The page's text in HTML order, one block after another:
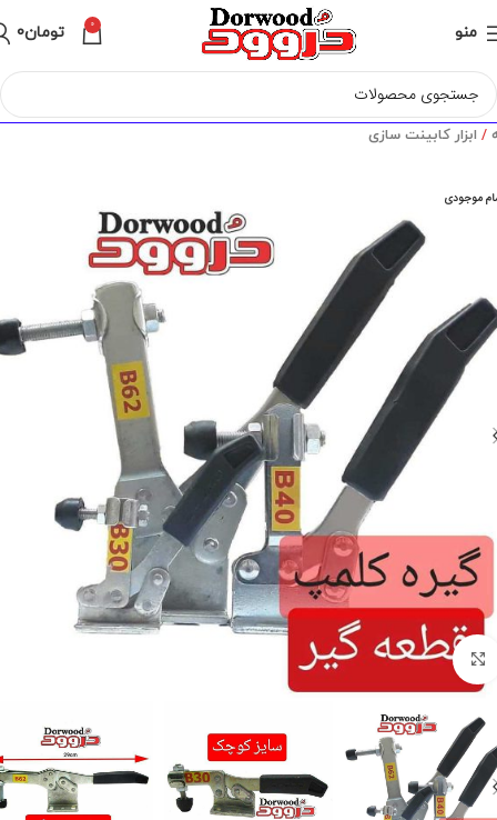
منو 0 تومان0
ابزار کابینت سازی
موجودی
برای بزرگنمایی کلیک کنید